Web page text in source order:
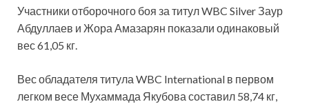
Участники отборочного боя за титул WBC Silver Заур
Абдуллаев и Жора Амазарян показали одинаковый
вес 61,05 кг.
Вес обладателя титула WBC International в первом
легком весе Мухаммада Якубова составил 58,74 кг,